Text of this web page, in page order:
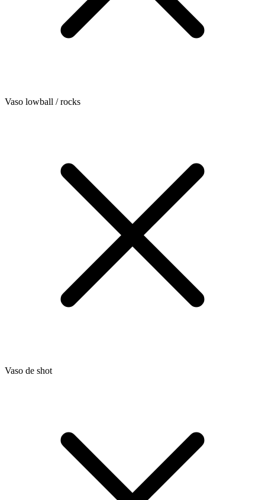
Vaso lowball / rocks
Vaso de shot